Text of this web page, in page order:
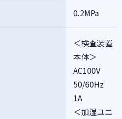
0.2MPa
＜検査装置
本体＞
AC100V
50/60Hz
1A
＜加湿ユニ